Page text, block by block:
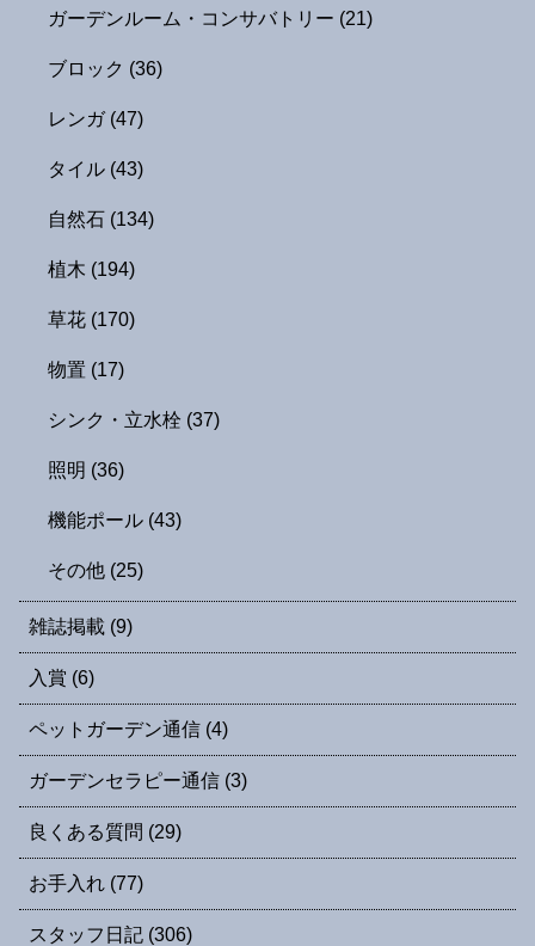
ガーデンルーム・コンサバトリー (21)
ブロック (36)
レンガ (47)
タイル (43)
自然石 (134)
植木 (194)
草花 (170)
物置 (17)
シンク・立水栓 (37)
照明 (36)
機能ポール (43)
その他 (25)
雑誌掲載 (9)
入賞 (6)
ペットガーデン通信 (4)
ガーデンセラピー通信 (3)
良くある質問 (29)
お手入れ (77)
スタッフ日記 (306)